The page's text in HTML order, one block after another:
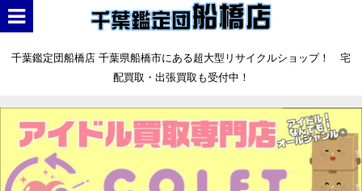
千葉鑑定団船橋店 千葉県船橋市にある超大型リサイクルショップ！ 宅
配買取・出張買取も受付中！